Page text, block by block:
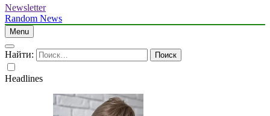
Newsletter
Random News
Menu
Найти:
Headlines